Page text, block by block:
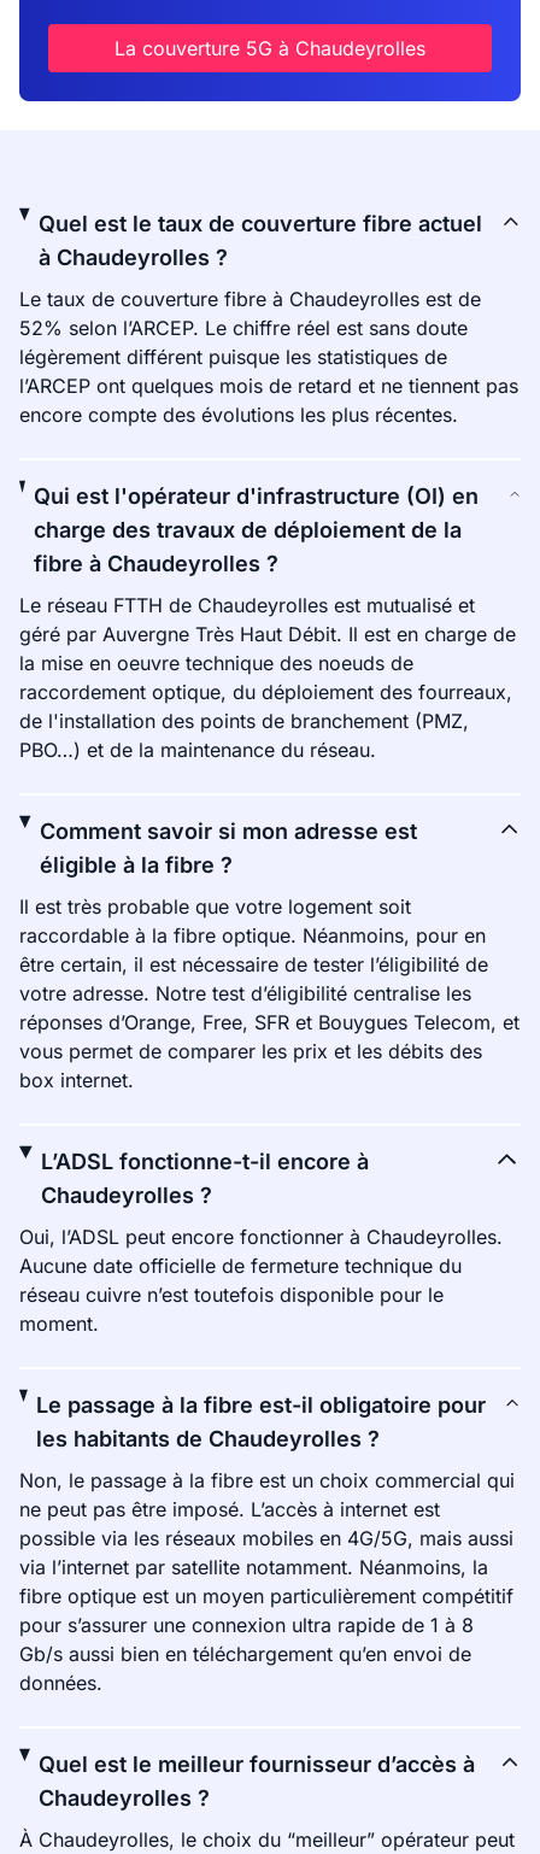
La couverture 5G à Chaudeyrolles
Quel est le taux de couverture fibre actuel
à Chaudeyrolles ?
Le taux de couverture fibre à Chaudeyrolles est de
52% selon l’ARCEP. Le chiffre réel est sans doute
légèrement différent puisque les statistiques de
l’ARCEP ont quelques mois de retard et ne tiennent pas
encore compte des évolutions les plus récentes.
Qui est l'opérateur d'infrastructure (OI) en
charge des travaux de déploiement de la
fibre à Chaudeyrolles ?
Le réseau FTTH de Chaudeyrolles est mutualisé et
géré par Auvergne Très Haut Débit. Il est en charge de
la mise en oeuvre technique des noeuds de
raccordement optique, du déploiement des fourreaux,
de l'installation des points de branchement (PMZ,
PBO…) et de la maintenance du réseau.
Comment savoir si mon adresse est
éligible à la fibre ?
Il est très probable que votre logement soit
raccordable à la fibre optique. Néanmoins, pour en
être certain, il est nécessaire de tester l’éligibilité de
votre adresse. Notre test d’éligibilité centralise les
réponses d’Orange, Free, SFR et Bouygues Telecom, et
vous permet de comparer les prix et les débits des
box internet.
L’ADSL fonctionne-t-il encore à
Chaudeyrolles ?
Oui, l’ADSL peut encore fonctionner à Chaudeyrolles.
Aucune date officielle de fermeture technique du
réseau cuivre n’est toutefois disponible pour le
moment.
Le passage à la fibre est-il obligatoire pour
les habitants de Chaudeyrolles ?
Non, le passage à la fibre est un choix commercial qui
ne peut pas être imposé. L’accès à internet est
possible via les réseaux mobiles en 4G/5G, mais aussi
via l’internet par satellite notamment. Néanmoins, la
fibre optique est un moyen particulièrement compétitif
pour s’assurer une connexion ultra rapide de 1 à 8
Gb/s aussi bien en téléchargement qu’en envoi de
données.
Quel est le meilleur fournisseur d’accès à
Chaudeyrolles ?
À Chaudeyrolles, le choix du “meilleur” opérateur peut